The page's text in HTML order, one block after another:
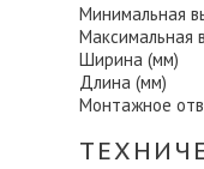
Минимальная
Максимальная
Ширина (мм)
Длина (мм)
Монтажное